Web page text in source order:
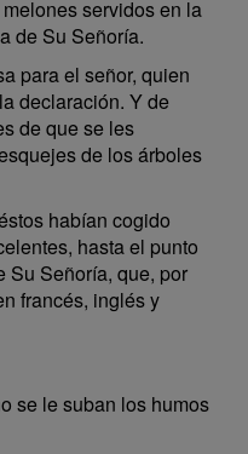
servidos en la
de Su Señoría.
para el señor, quien
declaración. Y de
de que se les
de los árboles
habían cogido
hasta el punto
Su Señoría, que, por
francés, inglés y
se le suban los humos